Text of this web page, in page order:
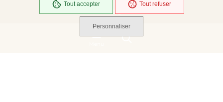
Tout accepter Tout refuser
Personnaliser
En cours